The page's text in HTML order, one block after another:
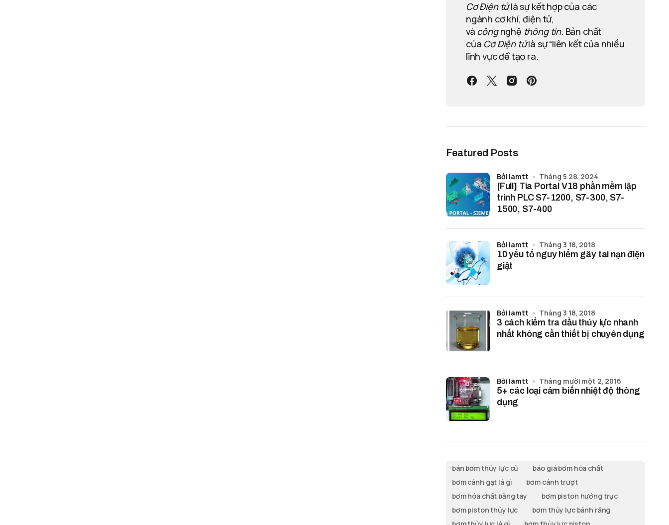
Cơ Điện tửlà sự kết hợp của các
ngành cơ khí, điện tử,
và côngnghệ thông tin. Bản chất
của Cơ Điện tửlà sự “liên kết của nhiều
lĩnh vực để tạo ra.
Featured Posts
[Full] Tia Portal V18 phần mềm lập
trình PLC S7-1200, S7-300, S7-
1500, S7-400
bởi lamtt Tháng 5 28, 2024
10 yếu tố nguy hiểm gây tai nạn điện
giật
bởi lamtt Tháng 3 18, 2018
3 cách kiểm tra dầu thủy lực nhanh
nhất không cần thiết bị chuyên dụng
bởi lamtt Tháng 3 18, 2018
5+ các loại cảm biến nhiệt độ thông
dụng
bởi lamtt Tháng mười một 2, 2016
bán bơm thủy lực cũ
báo giá bơm hóa chất
bơm cánh gạt là gì
bơm cánh trượt
bơm hóa chất bằng tay
bơm piston hướng trục
bơm piston thủy lực
bơm thủy lực bánh răng